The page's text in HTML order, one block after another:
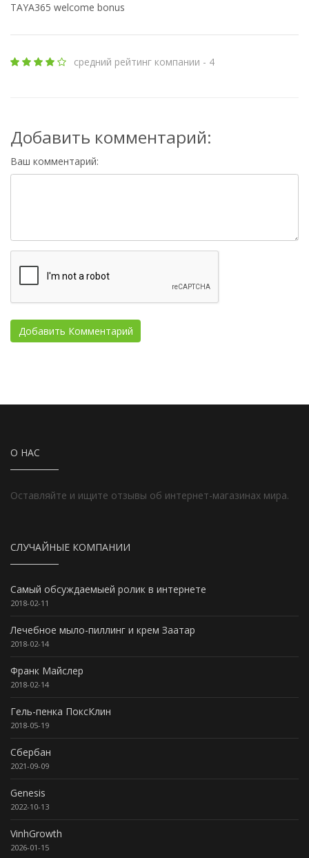
TAYA365 welcome bonus
средний рейтинг компании - 4
Добавить комментарий:
Ваш комментарий:
О НАС
Оставляйте и ищите отзывы об интернет-магазинах мира.
СЛУЧАЙНЫЕ КОМПАНИИ
Самый обсуждаемыей ролик в интернете
2018-02-11
Лечебное мыло-пиллинг и крем Заатар
2018-02-14
Франк Майслер
2018-02-14
Гель-пенка ПоксКлин
2018-05-19
Сбербан
2021-09-09
Genesis
2022-10-13
VinhGrowth
2026-01-15